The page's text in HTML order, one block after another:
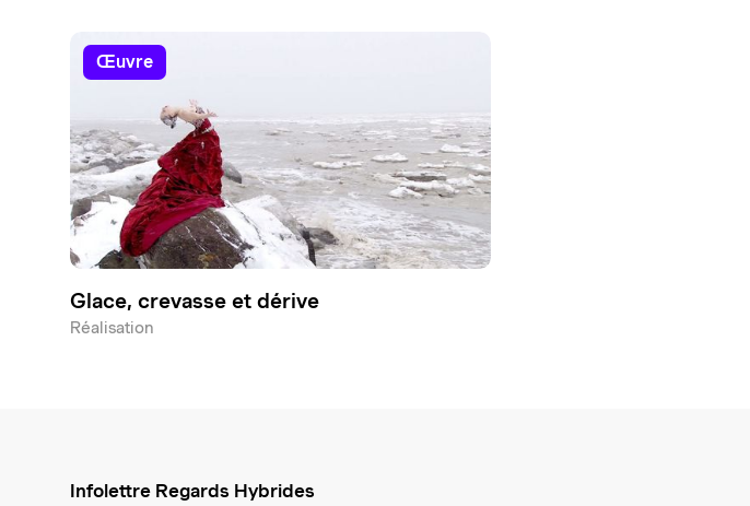
œuvre
Glace, crevasse et dérive
Réalisation
Infolettre Regards Hybrides